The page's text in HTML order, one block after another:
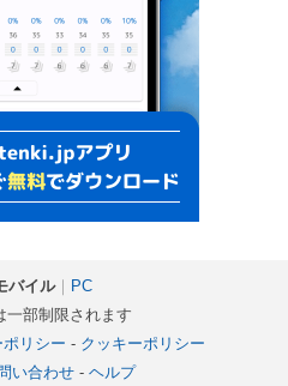
バイル｜ PC
部制限されます
リシー - クッキーポリシー
い合わせ- ヘルプ